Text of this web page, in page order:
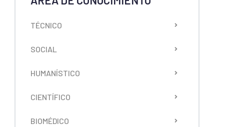
TÉCNICO
SOCIAL
HUMANÍSTICO
CIENTÍFICO
BIOMÉDICO